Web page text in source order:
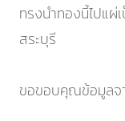
ทรงนำทองนี้ไปแ
สระบุรี
ขอขอบคุณข้อมูลจ